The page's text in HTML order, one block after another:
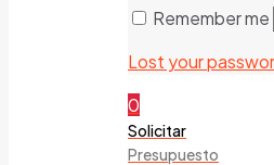
Remember me
Lost your
0
Solicitar
Presupuesto